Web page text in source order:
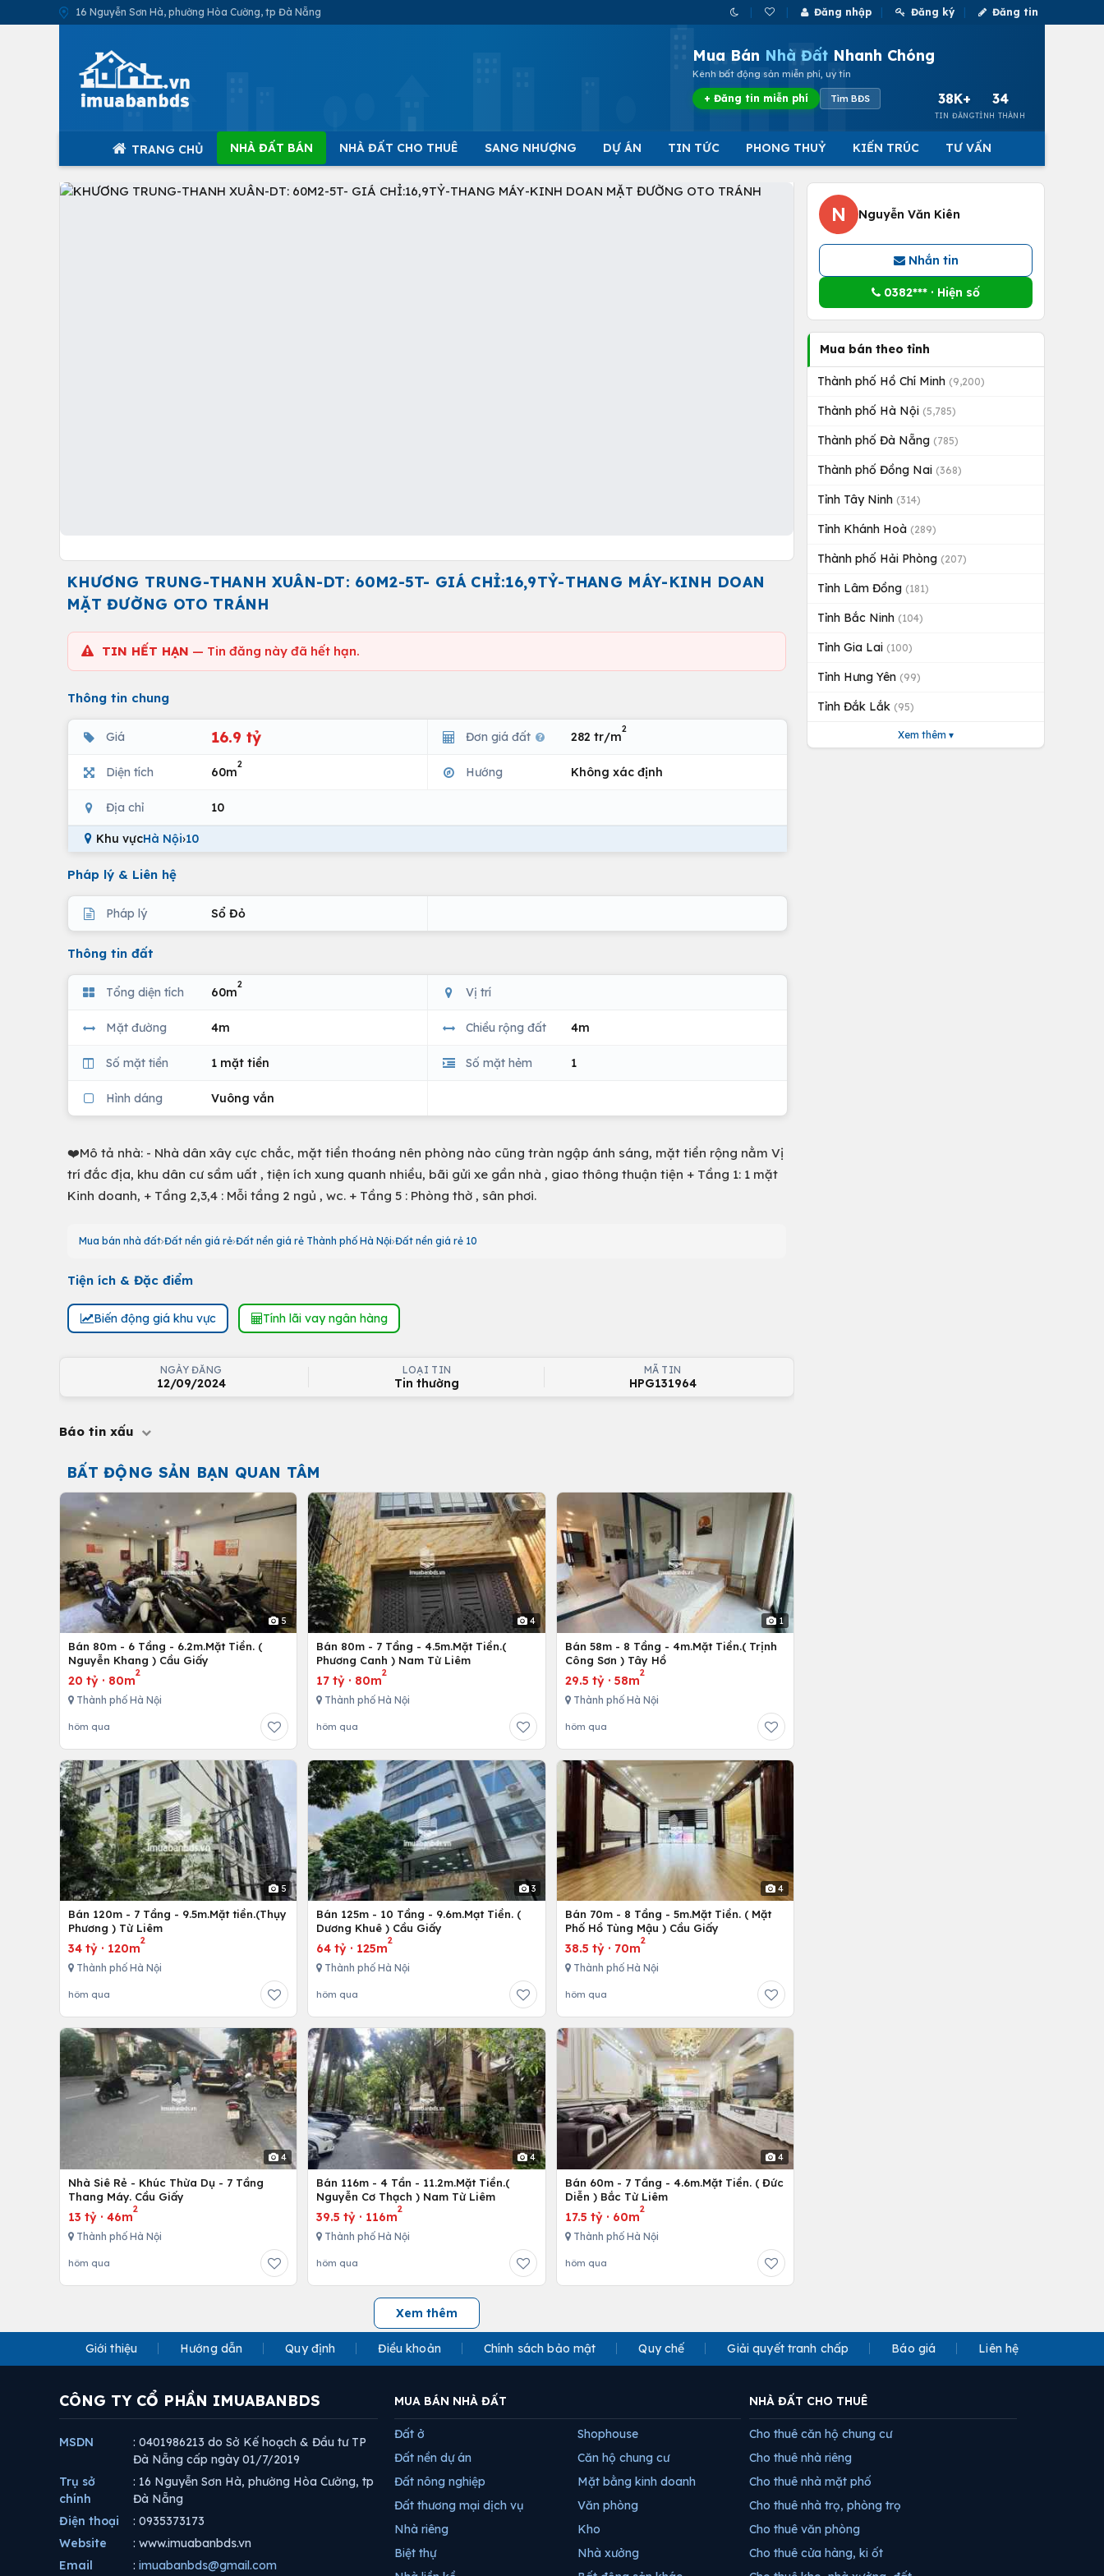
16 Nguyễn Sơn Hà, phường Hòa Cường, tp Đà Nẵng Đăng nhập Đăng ký Đăng tin
Mua Bán Nhà Đất Nhanh Chóng
Kênh bất động sản miễn phí, uy tín
+ Đăng tin miễn phí Tìm BĐS 38K+
TIN ĐĂNG
34
TỈNH THÀNH
TRANG CHỦ NHÀ ĐẤT BÁN NHÀ ĐẤT CHO THUÊ SANG NHƯỢNG DỰ ÁN TIN TỨC PHONG THUỶ KIẾN TRÚC TƯ VẤN
KHƯƠNG TRUNG-THANH XUÂN-DT: 60M2-5T- GIÁ CHỈ:16,9TỶ-THANG MÁY-KINH DOAN
MẶT ĐƯỜNG OTO TRÁNH
TIN HẾT HẠN — Tin đăng này đã hết hạn.
Thông tin chung
Giá 16.9 tỷ Đơn giá đất 282 tr/m
2
Diện tích 60m
2
Hướng Không xác định
Địa chỉ 10
Khu vựcHà Nội›10
Pháp lý & Liên hệ
Pháp lý Sổ Đỏ
Thông tin đất
Tổng diện tích 60m
2
Vị trí
Mặt đường 4m Chiều rộng đất 4m
Số mặt tiền 1 mặt tiền Số mặt hẻm 1
Hình dáng Vuông vắn
❤️Mô tả nhà: - Nhà dân xây cực chắc, mặt tiền thoáng nên phòng nào cũng tràn ngập ánh sáng, mặt tiền rộng nằm Vị
trí đắc địa, khu dân cư sầm uất , tiện ích xung quanh nhiều, bãi gửi xe gần nhà , giao thông thuận tiện + Tầng 1: 1 mặt
Kinh doanh, + Tầng 2,3,4 : Mỗi tầng 2 ngủ , wc. + Tầng 5 : Phòng thờ , sân phơi.
Mua bán nhà đất Đất nền giá rẻ Đất nền giá rẻ Thành phố Hà Nội Đất nền giá rẻ 10
Tiện ích & Đặc điểm
Biến động giá khu vực Tính lãi vay ngân hàng
NGÀY ĐĂNG
12/09/2024
LOẠI TIN
Tin thường
MÃ TIN
HPG131964
Báo tin xấu
BẤT ĐỘNG SẢN BẠN QUAN TÂM
5
Bán 80m - 6 Tầng - 6.2m.Mặt Tiền. (
Nguyễn Khang ) Cầu Giấy
20 tỷ · 80m
2
Thành phố Hà Nội
hôm qua
4
Bán 80m - 7 Tầng - 4.5m.Mặt Tiền.(
Phương Canh ) Nam Từ Liêm
17 tỷ · 80m
2
Thành phố Hà Nội
hôm qua
1
Bán 58m - 8 Tầng - 4m.Mặt Tiền.( Trịnh
Công Sơn ) Tây Hồ
29.5 tỷ· 58m
2
Thành phố Hà Nội
hôm qua
5
Bán 120m - 7 Tầng - 9.5m.Mặt tiền.(Thụy
Phương ) Từ Liêm
34 tỷ · 120m
2
Thành phố Hà Nội
hôm qua
3
Bán 125m - 10 Tầng - 9.6m.Mạt Tiền. (
Dương Khuê ) Cầu Giấy
64 tỷ · 125m
2
Thành phố Hà Nội
hôm qua
4
Bán 70m - 8 Tầng - 5m.Mặt Tiền. ( Mặt
Phố Hồ Tùng Mậu ) Cầu Giấy
38.5 tỷ· 70m
2
Thành phố Hà Nội
hôm qua
4
Nhà Siê Rẻ - Khúc Thừa Dụ - 7 Tầng
Thang Máy. Cầu Giấy
13 tỷ · 46m
2
Thành phố Hà Nội
hôm qua
4
Bán 116m - 4 Tần - 11.2m.Mặt Tiền.(
Nguyễn Cơ Thạch ) Nam Từ Liêm
39.5 tỷ · 116m
2
Thành phố Hà Nội
hôm qua
4
Bán 60m - 7 Tầng - 4.6m.Mặt Tiền. ( Đức
Diễn ) Bắc Từ Liêm
17.5 tỷ· 60m
2
Thành phố Hà Nội
hôm qua
Xem thêm
N Nguyễn Văn Kiên
Nhắn tin
0382*** · Hiện số
Mua bán theo tỉnh
Thành phố Hồ Chí Minh (9,200)
Thành phố Hà Nội (5,785)
Thành phố Đà Nẵng (785)
Thành phố Đồng Nai (368)
Tỉnh Tây Ninh (314)
Tỉnh Khánh Hoà (289)
Thành phố Hải Phòng (207)
Tỉnh Lâm Đồng (181)
Tỉnh Bắc Ninh (104)
Tỉnh Gia Lai (100)
Tỉnh Hưng Yên (99)
Tỉnh Đắk Lắk (95)
Xem thêm ▾
Giới thiệu Hướng dẫn Quy định Điều khoản Chính sách bảo mật Quy chế Giải quyết tranh chấp Báo giá Liên hệ
CÔNG TY CỔ PHẦN IMUABANBDS
MSDN
: 0401986213 do Sở Kế hoạch & Đầu tư TP
Đà Nẵng cấp ngày 01/7/2019
Trụ sở
chính
: 16 Nguyễn Sơn Hà, phường Hòa Cường, tp
Đà Nẵng
Điện thoại
: 0935373173
Website
: www.imuabanbds.vn
Email
: imuabanbds@gmail.com
MUA BÁN NHÀ ĐẤT
Đất ở
Đất nền dự án
Đất nông nghiệp
Đất thương mại dịch vụ
Nhà riêng
Biệt thự
Shophouse
Căn hộ chung cư
Mặt bằng kinh doanh
Văn phòng
Kho
Nhà xưởng
NHÀ ĐẤT CHO THUÊ
Cho thuê căn hộ chung cư
Cho thuê nhà riêng
Cho thuê nhà mặt phố
Cho thuê nhà trọ, phòng trọ
Cho thuê văn phòng
Cho thuê cửa hàng, ki ốt